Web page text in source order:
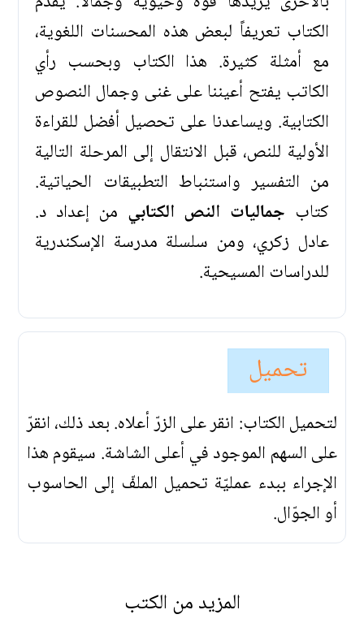
الكتاب تعريفاً لبعض هذه المحسنات اللغوية،
مع أمثلة كثيرة. هذا الكتاب وبحسب رأي
الكاتب يفتح أعيننا على غنى وجمال النصوص
الكتابية. ويساعدنا على تحصيل أفضل للقراءة
الأولية للنص، قبل الانتقال إلى المرحلة التالية
من التفسير واستنباط التطبيقات الحياتية.
كتاب جماليات النص الكتابي من إعداد د.
عادل زكري، ومن سلسلة مدرسة الإسكندرية
للدراسات المسيحية.
تحميل
لتحميل الكتاب: انقر على الزرّ أعلاه. بعد ذلك، انقرّ
على السهم الموجود في أعلى الشاشة. سيقوم هذا
الإجراء ببدء عمليّة تحميل الملفّ إلى الحاسوب
أو الجوّال.
المزيد من الكتب